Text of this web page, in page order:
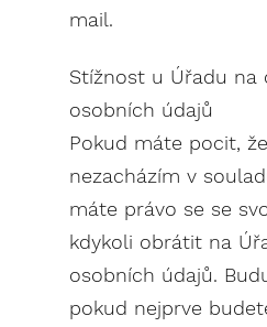
mail.
Stížnost u Úřadu na
osobních údajů
Pokud máte pocit,
nezacházím v
máte právo se se
kdykoli obrátit na
osobních údajů.
pokud nejprve